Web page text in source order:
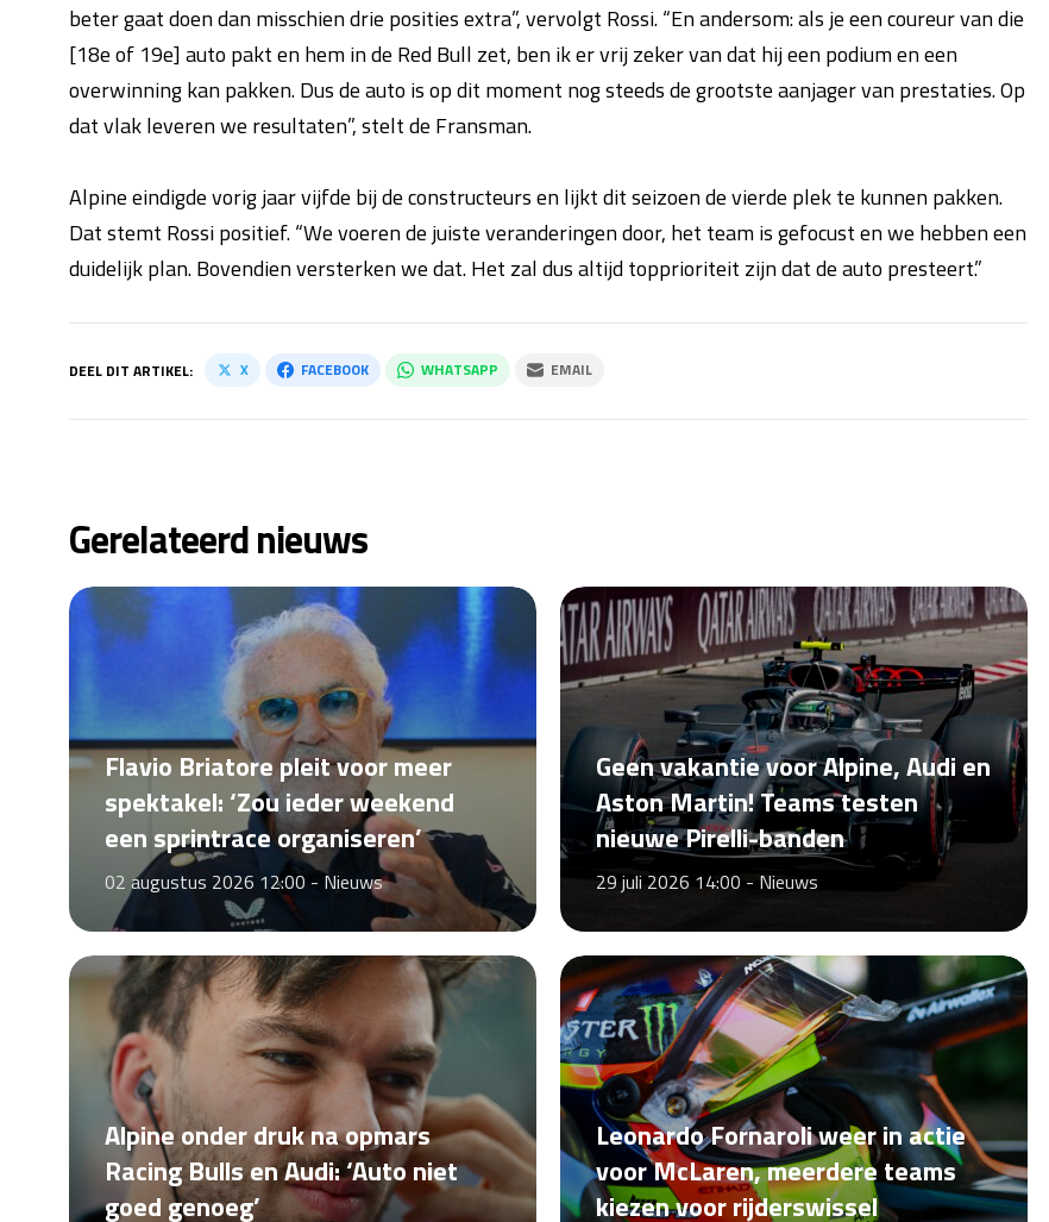
beter gaat doen dan misschien drie posities extra”, vervolgt Rossi. “En andersom: als je een coureur van die
[18e of 19e] auto pakt en hem in de Red Bull zet, ben ik er vrij zeker van dat hij een podium en een
overwinning kan pakken. Dus de auto is op dit moment nog steeds de grootste aanjager van prestaties. Op
dat vlak leveren we resultaten”, stelt de Fransman.
Alpine eindigde vorig jaar vijfde bij de constructeurs en lijkt dit seizoen de vierde plek te kunnen pakken.
Dat stemt Rossi positief. “We voeren de juiste veranderingen door, het team is gefocust en we hebben een
duidelijk plan. Bovendien versterken we dat. Het zal dus altijd topprioriteit zijn dat de auto presteert.”
DEEL DIT ARTIKEL: X FACEBOOK WHATSAPP EMAIL
Gerelateerd nieuws
Flavio Briatore pleit voor meer
spektakel: ‘Zou ieder weekend
een sprintrace organiseren’
02 augustus 2026 12:00 -Nieuws
Geen vakantie voor Alpine, Audi en
Aston Martin! Teams testen
nieuwe Pirelli-banden
29 juli 2026 14:00 - Nieuws
Alpine onder druk na opmars
Racing Bulls en Audi: ‘Auto niet
goed genoeg’
Leonardo Fornaroli weer in actie
voor McLaren, meerdere teams
kiezen voor rijderswissel